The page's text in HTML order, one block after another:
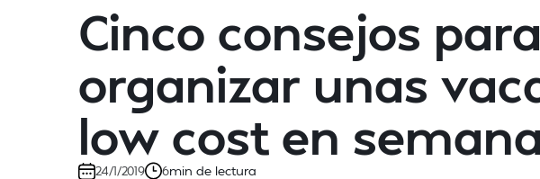
Cinco consejos para
organizar unas
low cost en
24/1/2019 6min de lectura